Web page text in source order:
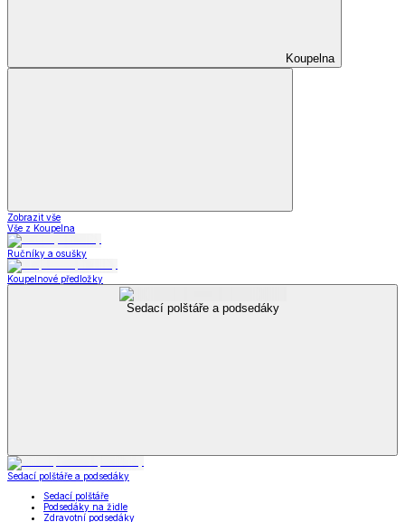
Koupelna
Zobrazit vše
Vše z Koupelna
Ručníky a osušky
Koupelnové předložky
Sedací polštáře a podsedáky
Sedací polštáře a podsedáky
Sedací polštáře
Podsedáky na židle
Zdravotní podsedáky